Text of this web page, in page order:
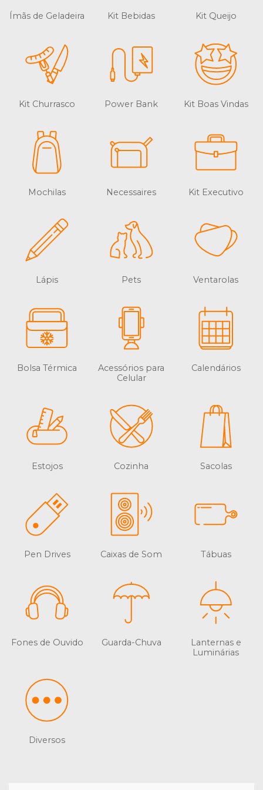
Ímãs de Geladeira Kit Bebidas Kit Queijo
Kit Churrasco Power Bank Kit Boas Vindas
Mochilas Necessaires Kit Executivo
Lápis Pets Ventarolas
Bolsa Térmica
Acessórios para
Celular
Calendários
Estojos Cozinha Sacolas
Pen Drives Caixas de Som Tábuas
Fones de Ouvido Guarda-Chuva
Lanternas e
Luminárias
Diversos